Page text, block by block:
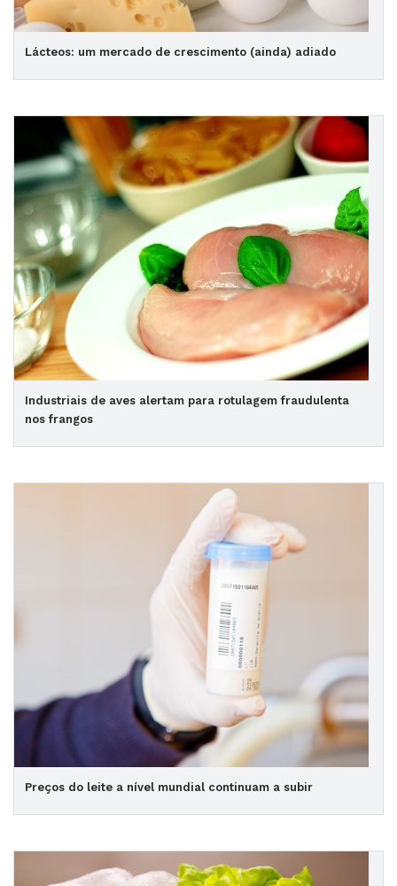
Lácteos: um mercado de crescimento (ainda) adiado
Industriais de aves alertam para rotulagem fraudulenta
nos frangos
Preços do leite a nível mundial continuam a subir